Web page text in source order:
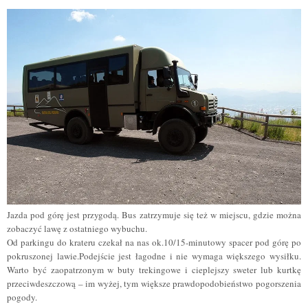
Jazda pod górę jest przygodą. Bus zatrzymuje się też w miejscu, gdzie można
zobaczyć lawę z ostatniego wybuchu.
Od parkingu do krateru czekał na nas ok.10/15-minutowy spacer pod górę po
pokruszonej lawie.Podejście jest łagodne i nie wymaga większego wysiłku.
Warto być zaopatrzonym w buty trekingowe i cieplejszy sweter lub kurtkę
przeciwdeszczową – im wyżej, tym większe prawdopodobieństwo pogorszenia
pogody.